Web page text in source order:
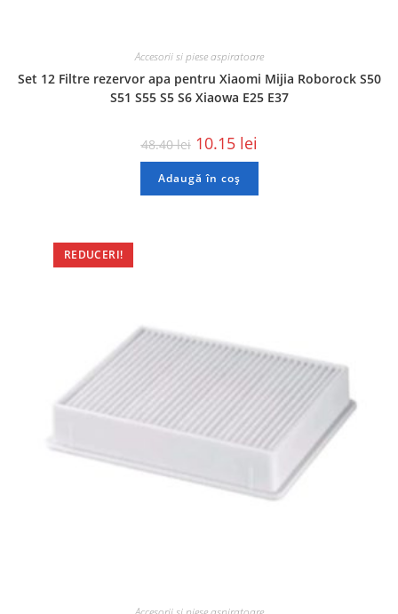
Accesorii si piese aspiratoare
Set 12 Filtre rezervor apa pentru Xiaomi Mijia Roborock S50
S51 S55 S5 S6 Xiaowa E25 E37
48.40lei 10.15 lei
Adaugă în coș
REDUCERI!